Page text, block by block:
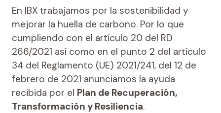
En IBX trabajamos por la sostenibilidad y
mejorar la huella de carbono. Por lo que
cumpliendo con el artículo 20 del RD
266/2021 así como en el punto 2 del artículo
34 del Reglamento (UE) 2021/241, del 12 de
febrero de 2021 anunciamos la ayuda
recibida por el Plan de Recuperación,
Transformación y Resiliencia.